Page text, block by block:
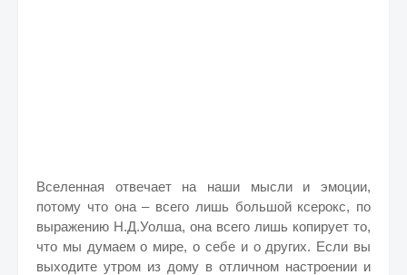
Вселенная отвечает на наши мысли и эмоции,
потому что она – всего лишь большой ксерокс, по
выражению Н.Д.Уолша, она всего лишь копирует то,
что мы думаем о мире, о себе и о других. Если вы
выходите утром из дому в отличном настроении и